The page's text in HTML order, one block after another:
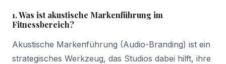
1. Was ist akustische Markenführung im
Fitnessbereich?
Akustische Markenführung (Audio-Branding) ist ein
strategisches Werkzeug, das Studios dabei hilft, ihre